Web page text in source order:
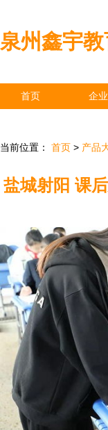
泉州鑫宇
首页 企
当前位置： 首页 > 产品
盐城射阳 课